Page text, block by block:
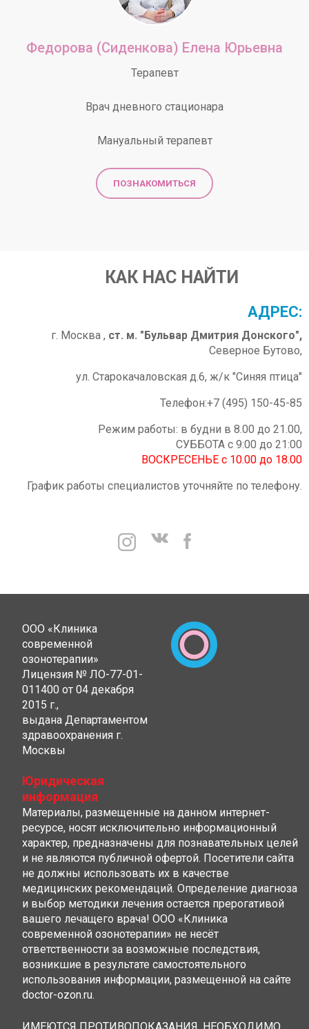
Федорова (Сиденкова) Елена Юрьевна
Терапевт
Врач дневного стационара
Мануальный терапевт
ПОЗНАКОМИТЬСЯ
КАК НАС НАЙТИ
АДРЕС:
г. Москва , ст. м. "Бульвар Дмитрия Донского",
Северное Бутово,
ул. Старокачаловская д.6, ж/к "Синяя птица"
Телефон:+7 (495) 150-45-85
Режим работы: в будни в 8.00 до 21.00,
СУББОТА с 9:00 до 21:00
ВОСКРЕСЕНЬЕ с 10.00 до 18.00
График работы специалистов уточняйте по телефону.
ООО «Клиника
современной
озонотерапии»
Лицензия № ЛО-77-01-
011400 от 04 декабря
2015 г.,
выдана Департаментом
здравоохранения г.
Москвы
Юридическая
информация
Материалы, размещенные на данном интернет-
ресурсе, носят исключительно информационный
характер, предназначены для познавательных целей
и не являются публичной офертой. Посетители сайта
не должны использовать их в качестве
медицинских рекомендаций. Определение диагноза
и выбор методики лечения остается прерогативой
вашего лечащего врача! ООО «Клиника
современной озонотерапии» не несёт
ответственности за возможные последствия,
возникшие в результате самостоятельного
использования информации, размещенной на сайте
doctor-ozon.ru.